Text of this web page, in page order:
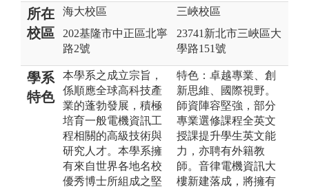
所在
校區
海大校區
202基隆市中正區北寧
路2號
三峽校區
23741新北市三峽區大
學路151號
學系
特色
本學系之成立宗旨，
係順應全球高科技產
業的蓬勃發展，積極
培育一般電機資訊工
程相關的高級技術與
研究人才。本學系擁
有來自世界各地名校
優秀博士所組成之堅
特色：卓越專業、創
新思維、國際視野。
師資陣容堅強，部分
專業選修課程全英文
授課提升學生英文能
力，亦聘有外籍教
師。音律電機資訊大
樓新建落成，將擁有